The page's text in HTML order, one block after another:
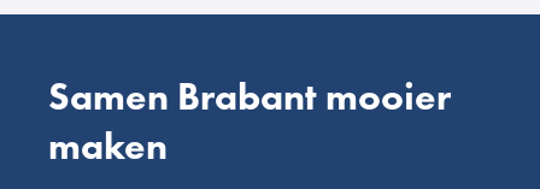
Samen Brabant mooier
maken